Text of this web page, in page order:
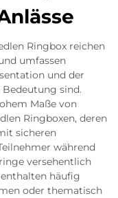
Ringbox reichen
umfassen
und der
sind.
Maße von
Ringboxen, deren
sicheren
während
versehentlich
häufig
oder thematisch